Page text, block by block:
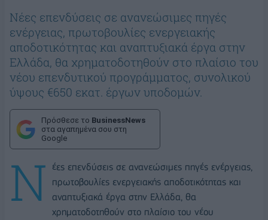
Νέες επενδύσεις σε ανανεώσιμες πηγές
ενέργειας, πρωτοβουλίες ενεργειακής
αποδοτικότητας και αναπτυξιακά έργα στην
Ελλάδα, θα χρηματοδοτηθούν στο πλαίσιο του
νέου επενδυτικού προγράμματος, συνολικού
ύψους €650 εκατ. έργων υποδομών.
Πρόσθεσε το BusinessNews
στα αγαπημένα σου στη
Google
Ν
έες επενδύσεις σε ανανεώσιμες πηγές ενέργειας,
πρωτοβουλίες ενεργειακής αποδοτικότητας και
αναπτυξιακά έργα στην Ελλάδα, θα
χρηματοδοτηθούν στο πλαίσιο του νέου